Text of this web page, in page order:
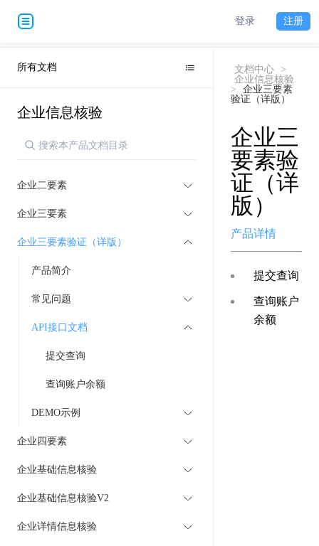
登录 注册
所有文档
企业信息核验
企业二要素
企业三要素
企业三要素验证（详版）
产品简介
常见问题
API接口文档
提交查询
查询账户余额
DEMO示例
企业四要素
企业基础信息核验
企业基础信息核验V2
企业详情信息核验
文档中心
>
企业信息核验
>
企业三要素
验证（详版）
企业三
要素验
证（详
版）
产品详情
提交查询
查询账户
余额